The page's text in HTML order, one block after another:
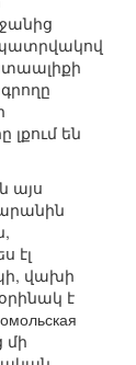
են
այս
էլ
վախի
է
մի